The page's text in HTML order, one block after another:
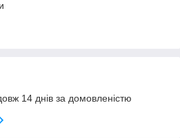
14 днів за домовленістю